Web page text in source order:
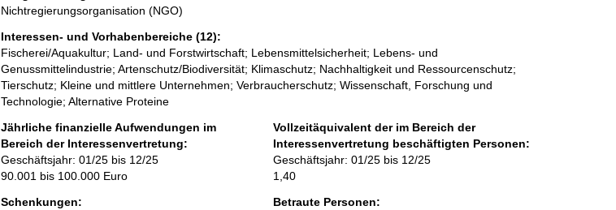
Nichtregierungsorganisation (NGO)
Interessen- und Vorhabenbereiche (12):
Fischerei/Aquakultur; Land- und Forstwirtschaft; Lebensmittelsicherheit; Lebens- und
Genussmittelindustrie; Artenschutz/Biodiversität; Klimaschutz; Nachhaltigkeit und Ressourcenschutz;
Tierschutz; Kleine und mittlere Unternehmen; Verbraucherschutz; Wissenschaft, Forschung und
Technologie; Alternative Proteine
Jährliche finanzielle Aufwendungen im
Bereich der Interessenvertretung:
Geschäftsjahr: 01/25 bis 12/25
90.001 bis 100.000 Euro
Vollzeitäquivalent der im Bereich der
Interessenvertretung beschäftigten Personen:
Geschäftsjahr: 01/25 bis 12/25
1,40
Schenkungen:
Betraute Personen: